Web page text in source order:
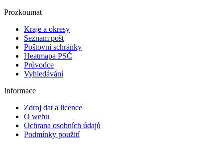
Prozkoumat
Kraje a okresy
Seznam pošt
Poštovní schránky
Heatmapa PSČ
Průvodce
Vyhledávání
Informace
Zdroj dat a licence
O webu
Ochrana osobních údajů
Podmínky použití